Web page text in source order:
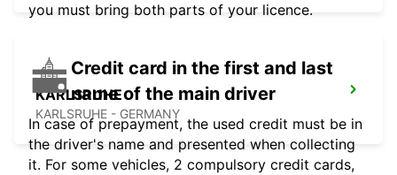
KARLSRUHE
KARLSRUHE - GERMANY
you must bring both parts of your licence.
Credit card in the first and last
name of the main driver
In case of prepayment, the used credit must be in
the driver's name and presented when collecting
it. For some vehicles, 2 compulsory credit cards,